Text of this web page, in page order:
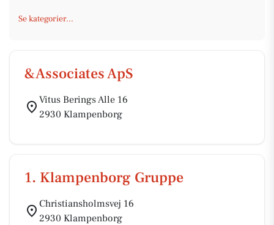
Se kategorier...
&Associates ApS
Vitus Berings Alle 16
2930 Klampenborg
1. Klampenborg Gruppe
Christiansholmsvej 16
2930 Klampenborg